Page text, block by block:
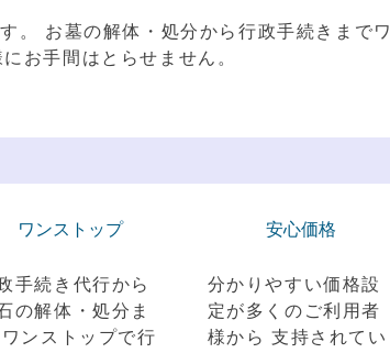
。 お墓の解体・処分から行政手続きまでワ
お手間はとらせません。
ワンストップ
手続き代行から
の解体・処分ま
ンストップで行
安心価格
分かりやすい価格設
定が多くのご利用者
様から 支持されてい